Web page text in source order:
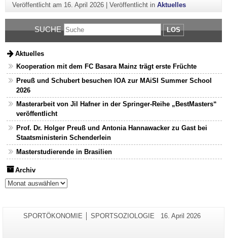
Veröffentlicht am 16. April 2026| Veröffentlicht in Aktuelles
SUCHE LOS
Aktuelles
Kooperation mit dem FC Basara Mainz trägt erste Früchte
Preuß und Schubert besuchen IOA zur MAiSI Summer School
2026
Masterarbeit von Jil Hafner in der Springer-Reihe „BestMasters“
veröffentlicht
Prof. Dr. Holger Preuß und Antonia Hannawacker zu Gast bei
Staatsministerin Schenderlein
Masterstudierende in Brasilien
Archiv
Archiv
Zusätzliche
Seiten-
SPORTÖKONOMIE │ SPORTSOZIOLOGIE
Letzte
16. April 2026